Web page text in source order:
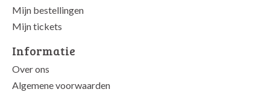
Mijn bestellingen
Mijn tickets
Informatie
Over ons
Algemene voorwaarden